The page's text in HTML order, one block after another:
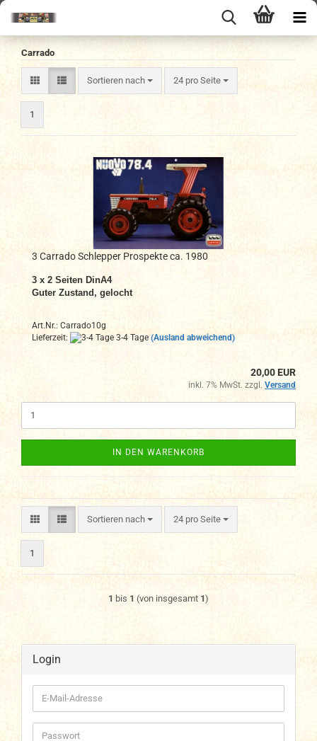
Carrado
Sortieren nach
Sortieren nach 24 pro Seite
pro Seite
1
3 Carrado Schlepper Prospekte ca. 1980
3 x 2 Seiten DinA4
Guter Zustand, gelocht
Art.Nr.: Carrado10g
Lieferzeit:
3-4 Tage (Ausland abweichend)
20,00 EUR
inkl. 7% MwSt. zzgl. Versand
IN DEN WARENKORB
Sortieren nach
Sortieren nach 24 pro Seite
pro Seite
1
1 bis 1 (von insgesamt 1)
Login
E-
Mail-
Adresse
Passwort